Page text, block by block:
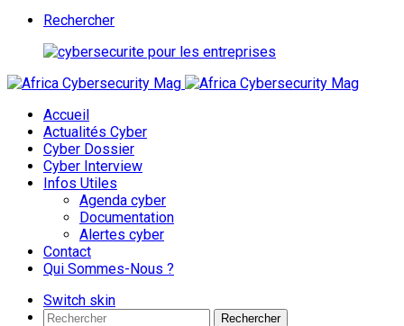
Rechercher
Accueil
Actualités Cyber
Cyber Dossier
Cyber Interview
Infos Utiles
Agenda cyber
Documentation
Alertes cyber
Contact
Qui Sommes-Nous ?
Switch skin
Rechercher